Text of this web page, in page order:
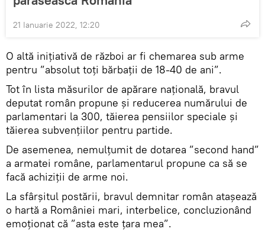
21 Ianuarie 2022, 12:20
O altă inițiativă de război ar fi chemarea sub arme
pentru ”absolut toți bărbații de 18-40 de ani”.
Tot în lista măsurilor de apărare națională, bravul
deputat român propune și reducerea numărului de
parlamentari la 300, tăierea pensiilor speciale și
tăierea subvențiilor pentru partide.
De asemenea, nemulțumit de dotarea ”second hand”
a armatei române, parlamentarul propune ca să se
facă achiziții de arme noi.
La sfârșitul postării, bravul demnitar român atașează
o hartă a României mari, interbelice, concluzionând
emoționat că ”asta este țara mea”.